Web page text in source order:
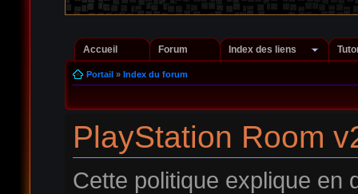
Accueil Forum Index des liens
Portail» Index du forum
PlayStation Room
Cette politique explique en